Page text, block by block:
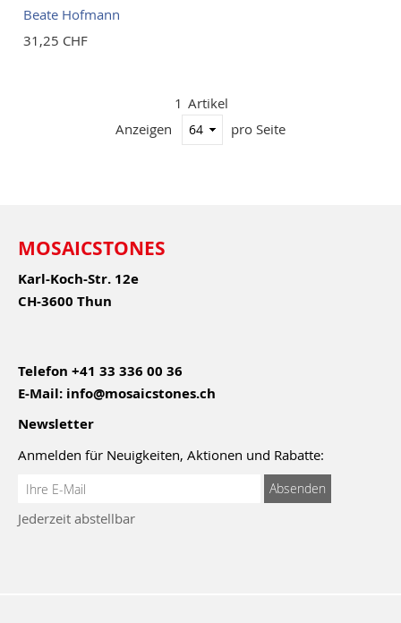
Beate Hofmann
31,25 CHF
1 Artikel
Anzeigen
pro Seite
MOSAICSTONES
Karl-Koch-Str. 12e
CH-3600 Thun
Telefon +41 33 336 00 36
E-Mail: info@mosaicstones.ch
Newsletter
Anmelden für Neuigkeiten, Aktionen und Rabatte:
Anmeldung
Newsletter:
Absenden
Jederzeit abstellbar